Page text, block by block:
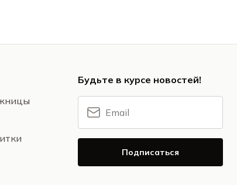
Будьте в курсе новостей!
Подписаться